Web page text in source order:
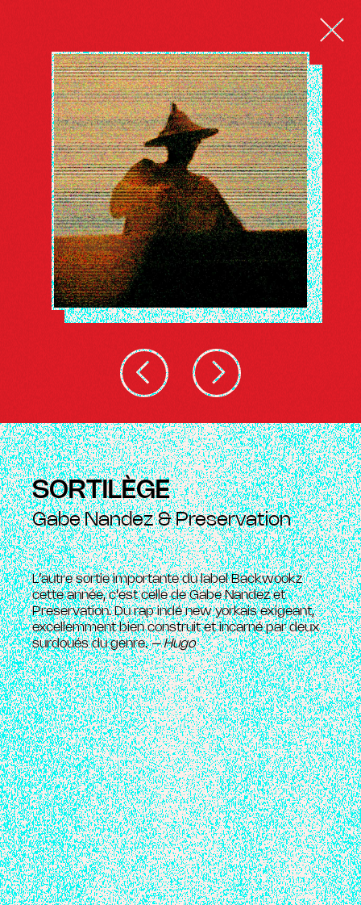
SORTILÈGE
Gabe Nandez & Preservation
L’autre sortie importante du label Backwookz
cette année, c’est celle de Gabe Nandez et
Preservation. Du rap indé new yorkais exigeant,
excellemment bien construit et incarné par deux
surdoués du genre.– Hugo